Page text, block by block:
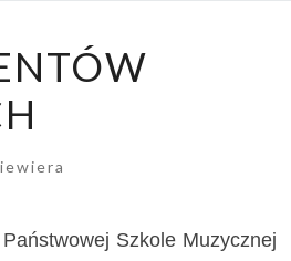
NR 4
Państwowej Szkole Muzycznej